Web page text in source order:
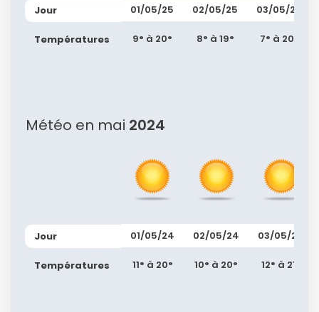
Jour
Températures
01/05/25
9° à 20°
02/05/25
8° à 19°
03/05/25
7° à 20°
Météo en mai 2024
Jour
Températures
01/05/24
11° à 20°
02/05/24
10° à 20°
03/05/24
12° à 21°